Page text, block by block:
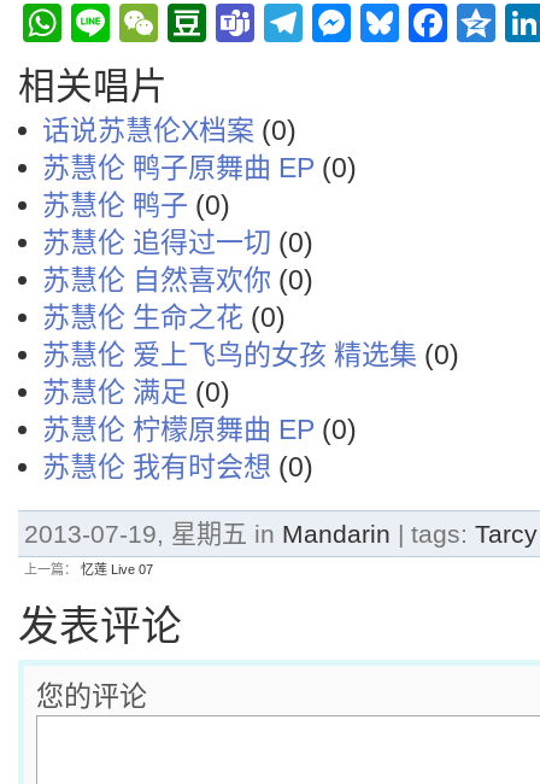
WhatsApp
LineWeChat
Douban
TeamsTelegramBluesky
相关唱片
话说苏慧伦X档案 (0)
苏慧伦 鸭子原舞曲 EP (0)
苏慧伦 鸭子 (0)
苏慧伦 追得过一切 (0)
苏慧伦 自然喜欢你 (0)
苏慧伦 生命之花 (0)
苏慧伦 爱上飞鸟的女孩 精选集 (0)
苏慧伦 满足 (0)
苏慧伦 柠檬原舞曲 EP (0)
苏慧伦 我有时会想 (0)
2013-07-19, 星期五 in Mandarin | tags:
上一篇： 忆莲 Live 07
发表评论
您的评论